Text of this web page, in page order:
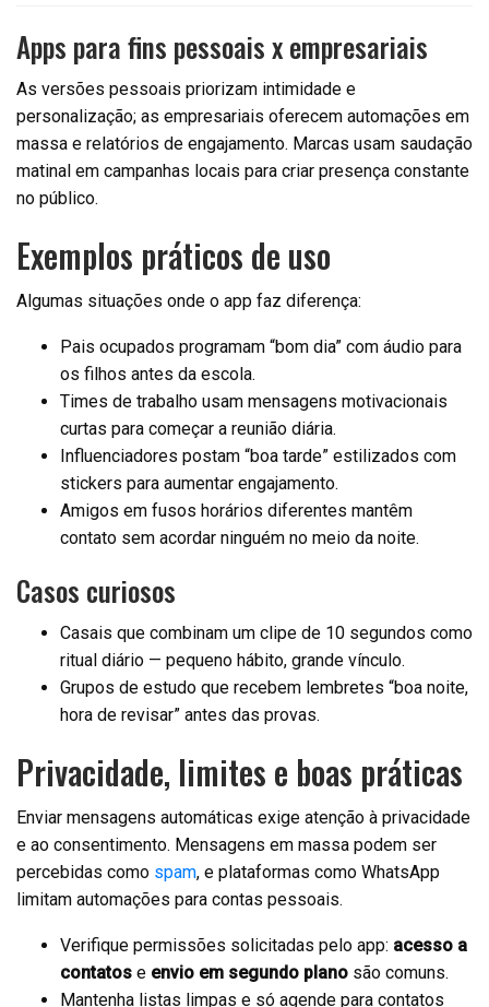
Apps para fins pessoais x empresariais
As versões pessoais priorizam intimidade e
personalização; as empresariais oferecem automações em
massa e relatórios de engajamento. Marcas usam saudação
matinal em campanhas locais para criar presença constante
no público.
Exemplos práticos de uso
Algumas situações onde o app faz diferença:
Pais ocupados programam “bom dia” com áudio para
os filhos antes da escola.
Times de trabalho usam mensagens motivacionais
curtas para começar a reunião diária.
Influenciadores postam “boa tarde” estilizados com
stickers para aumentar engajamento.
Amigos em fusos horários diferentes mantêm
contato sem acordar ninguém no meio da noite.
Casos curiosos
Casais que combinam um clipe de 10 segundos como
ritual diário — pequeno hábito, grande vínculo.
Grupos de estudo que recebem lembretes “boa noite,
hora de revisar” antes das provas.
Privacidade, limites e boas práticas
Enviar mensagens automáticas exige atenção à privacidade
e ao consentimento. Mensagens em massa podem ser
percebidas como spam, e plataformas como WhatsApp
limitam automações para contas pessoais.
Verifique permissões solicitadas pelo app: acesso a
contatos e envio em segundo plano são comuns.
Mantenha listas limpas e só agende para contatos